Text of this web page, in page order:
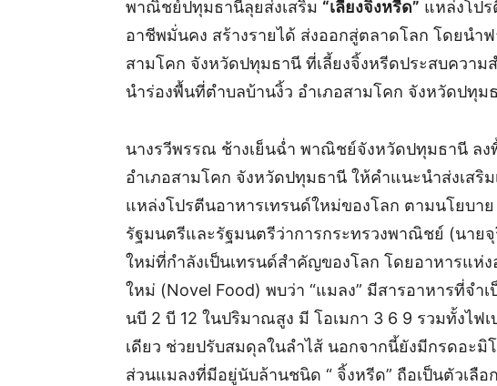
พาณิชย์ปทุมธานีลุยส่งเสริม “เลี้ยงจิ้งหรีด” แหล่งโปร
อาชีพมั่นคง สร้างรายได้ ส่งออกสู่ตลาดโลก โดยนำ
สามโคก จังหวัดปทุมธานี ที่เลี้ยงจิ้งหรีดประสบความ
นำร่องพื้นที่ตำบลบ้านงิ้ว อำเภอสามโคก จังหวัดปทุม
นางรวีพรรณ ช้างเย็นฉ่ำ พาณิชย์จังหวัดปทุมธานี ล
อำเภอสามโคก จังหวัดปทุมธานี ให้คำแนะนำส่งเสริ
แหล่งโปรตีนอาหารเทรนด์ใหม่ของโลก ตามนโยบา
รัฐมนตรีและรัฐมนตรีว่าการกระทรวงพาณิชย์ (นา
ใหม่ที่กำลังเป็นเทรนด์สำคัญของโลก โดยอาหารแห่
ใหม่ (Novel Food) พบว่า “แมลง” มีสารอาหารที่จำ
นบี 2 บี 12 ในปริมาณสูง มี โอเมกา 3 6 9 รวมทั้งไฟ
เดียว ช่วยปรับสมดุลในลำไส้ นอกจากนี้ยังมีกรดอะมิ
ส่วนแมลงที่มีอยู่นับล้านชนิด “ จิ้งหรีด” ถือเป็นตัวเลื